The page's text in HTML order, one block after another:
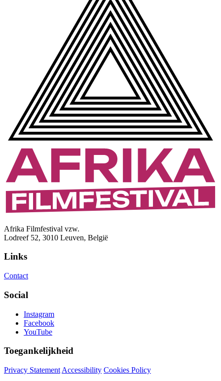
Afrika Filmfestival vzw.
Lodreef 52, 3010 Leuven, België
Links
Contact
Social
Instagram
Facebook
YouTube
Toegankelijkheid
Privacy Statement Accessibility Cookies Policy